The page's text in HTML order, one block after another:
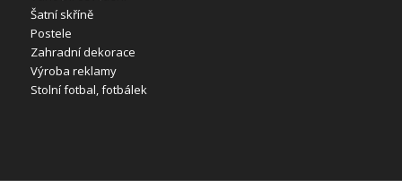
Šatní skříně
Postele
Zahradní dekorace
Výroba reklamy
Stolní fotbal, fotbálek